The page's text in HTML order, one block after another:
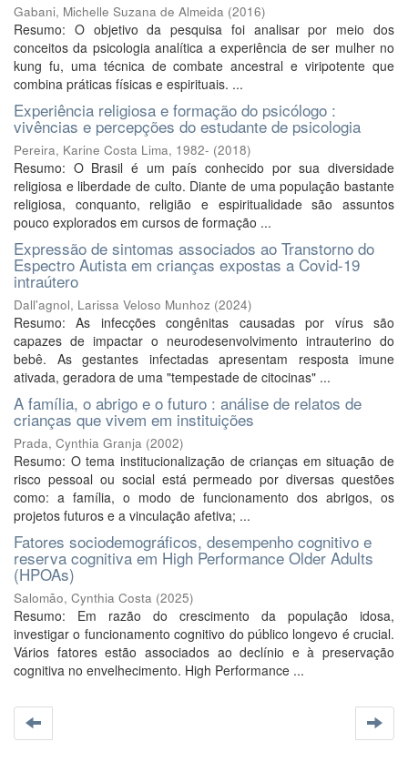
Gabani, Michelle Suzana de Almeida (2016)
Resumo: O objetivo da pesquisa foi analisar por meio dos
conceitos da psicologia analítica a experiência de ser mulher no
kung fu, uma técnica de combate ancestral e viripotente que
combina práticas físicas e espirituais. ...
Experiência religiosa e formação do psicólogo :
vivências e percepções do estudante de psicologia
Pereira, Karine Costa Lima, 1982- (2018)
Resumo: O Brasil é um país conhecido por sua diversidade
religiosa e liberdade de culto. Diante de uma população bastante
religiosa, conquanto, religião e espiritualidade são assuntos
pouco explorados em cursos de formação ...
Expressão de sintomas associados ao Transtorno do
Espectro Autista em crianças expostas a Covid-19
intraútero
Dall'agnol, Larissa Veloso Munhoz (2024)
Resumo: As infecções congênitas causadas por vírus são
capazes de impactar o neurodesenvolvimento intrauterino do
bebê. As gestantes infectadas apresentam resposta imune
ativada, geradora de uma "tempestade de citocinas" ...
A família, o abrigo e o futuro : análise de relatos de
crianças que vivem em instituições
Prada, Cynthia Granja (2002)
Resumo: O tema institucionalização de crianças em situação de
risco pessoal ou social está permeado por diversas questões
como: a família, o modo de funcionamento dos abrigos, os
projetos futuros e a vinculação afetiva; ...
Fatores sociodemográficos, desempenho cognitivo e
reserva cognitiva em High Performance Older Adults
(HPOAs)
Salomão, Cynthia Costa (2025)
Resumo: Em razão do crescimento da população idosa,
investigar o funcionamento cognitivo do público longevo é crucial.
Vários fatores estão associados ao declínio e à preservação
cognitiva no envelhecimento. High Performance ...